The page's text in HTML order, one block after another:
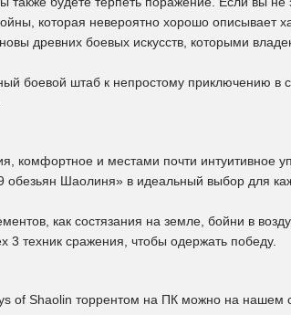
которая невероятно хорошо описывает
древних боевых искусств, которыми
боевой штаб к непростому приключению
комфортное и местами почти интуитивное
Шаолиня» в идеальный выбор для
как состязания на земле, бойни в
3 техник сражения, чтобы одержать победу.
of Shaolin торрентом на ПК можно на нашем